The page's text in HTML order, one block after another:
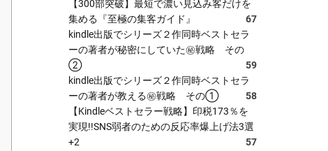
【300部突破】最短で濃い見込み客だけを
集める『至極の集客ガイド』
67
kindle出版でシリーズ２作同時ベストセラ
ーの著者が秘密にしていた㊙戦略 その
②
59
kindle出版でシリーズ２作同時ベストセラ
ーの著者が教える㊙戦略 その①
58
【Kindleベストセラー戦略】印税173％を
実現!!SNS弱者のための反応率爆上げ法3選
+2
57